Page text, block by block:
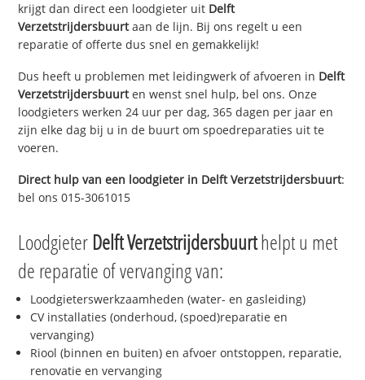
krijgt dan direct een loodgieter uit Delft
Verzetstrijdersbuurtaan de lijn. Bij ons regelt u een
reparatie of offerte dus snel en gemakkelijk!
Dus heeft u problemen met leidingwerk of afvoeren in Delft
Verzetstrijdersbuurten wenst snel hulp, bel ons. Onze
loodgieters werken 24 uur per dag, 365 dagen per jaar en
zijn elke dag bij u in de buurt om spoedreparaties uit te
voeren.
Direct hulp van een loodgieter in Delft Verzetstrijdersbuurt:
bel ons 015-3061015
Loodgieter Delft Verzetstrijdersbuurthelpt u met
de reparatie of vervanging van:
Loodgieterswerkzaamheden (water- en gasleiding)
CV installaties (onderhoud, (spoed)reparatie en
vervanging)
Riool (binnen en buiten) en afvoer ontstoppen, reparatie,
renovatie en vervanging